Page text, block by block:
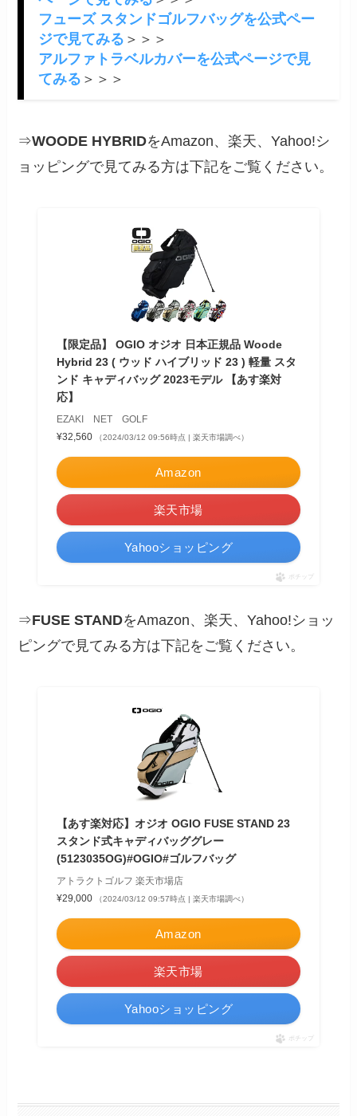
フューズ スタンドゴルフバッグを公式ペー
ジで見てみる ＞＞＞
アルファトラベルカバーを公式ページで見
てみる ＞＞＞
⇒WOODE HYBRIDをAmazon、楽天、Yahoo!シ
ョッピングで見てみる方は下記をご覧ください。
【限定品】 OGIO オジオ 日本正規品 Woode
Hybrid 23 ( ウッド ハイブリッド 23 ) 軽量 スタ
ンド キャディバッグ 2023モデル 【あす楽対
応】
EZAKI NET GOLF
¥32,560
（2024/03/12 09:56時点 | 楽天市場調べ）
Amazon
楽天市場
Yahooショッピング
ポチップ
⇒FUSE STANDをAmazon、楽天、Yahoo!ショッ
ピングで見てみる方は下記をご覧ください。
【あす楽対応】オジオ OGIO FUSE STAND 23
スタンド式キャディバッググレー
(5123035OG)#OGIO#ゴルフバッグ
アトラクトゴルフ 楽天市場店
¥29,000
（2024/03/12 09:57時点 | 楽天市場調べ）
Amazon
楽天市場
Yahooショッピング
ポチップ